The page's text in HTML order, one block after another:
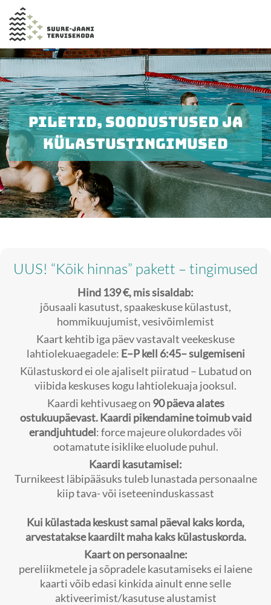
PILETID, SOODUSTUSED JA
KÜLASTUSTINGIMUSED
UUS! “Kõik hinnas” pakett – tingimused
Hind 139 €, mis sisaldab:
jõusaali kasutust, spaakeskuse külastust,
hommikuujumist, vesivõimlemist
Kaart kehtib iga päev vastavalt veekeskuse
lahtiolekuaegadele: E–P kell 6:45– sulgemiseni
Külastuskord ei ole ajaliselt piiratud – Lubatud on
viibida keskuses kogu lahtiolekuaja jooksul.
Kaardi kehtivusaeg on 90 päeva alates
ostukuupäevast. Kaardi pikendamine toimub vaid
erandjuhtudel: force majeure olukordades või
ootamatute isiklike eluolude puhul.
Kaardi kasutamisel:
Turnikeest läbipääsuks tuleb lunastada personaalne
kiip tava- või iseteeninduskassast
Kui külastada keskust samal päeval kaks korda,
arvestatakse kaardilt maha kaks külastuskorda.
Kaart on personaalne:
pereliikmetele ja sõpradele kasutamiseks ei laiene
kaarti võib edasi kinkida ainult enne selle
aktiveerimist/kasutuse alustamist